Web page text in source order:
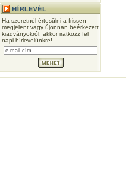
Ha szeretnél értesülni a frissen
megjelent vagy újonnan beérkezett
kiadványokról, akkor iratkozz fel
napi hírlevelünkre!